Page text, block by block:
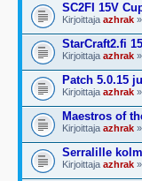
SC2FI 15V
Kirjoittaja azhrak
StarCraft2.fi
Kirjoittaja azhrak
Patch 5.0.15
Kirjoittaja azhrak
Maestros of
Kirjoittaja azhrak
Serralille
Kirjoittaja azhrak